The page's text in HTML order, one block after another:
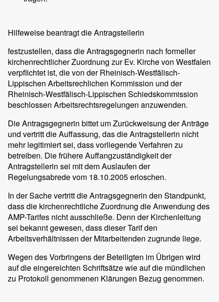
Hilfeweise beantragt die Antragstellerin
festzustellen, dass die Antragsgegnerin nach formeller
kirchenrechtlicher Zuordnung zur Ev. Kirche von Westfalen
verpflichtet ist, die von der Rheinisch-Westfälisch-
Lippischen Arbeitsrechlichen Kommission und der
Rheinisch-Westfälisch-Lippischen Schiedskommission
beschlossen Arbeitsrechtsregelungen anzuwenden.
Die Antragsgegnerin bittet um Zurückweisung der Anträge
und vertritt die Auffassung, das die Antragstellerin nicht
mehr legitimiert sei, dass vorliegende Verfahren zu
betreiben. Die frühere Auffangzuständigkeit der
Antragstellerin sei mit dem Auslaufen der
Regelungsabrede vom 18.10.2005 erloschen.
In der Sache vertritt die Antragsgegnerin den Standpunkt,
dass die kirchenrechtliche Zuordnung die Anwendung des
AMP-Tarifes nicht ausschließe. Denn der Kirchenleitung
sei bekannt gewesen, dass dieser Tarif den
Arbeitsverhältnissen der Mitarbeitenden zugrunde liege.
Wegen des Vorbringens der Beteiligten im Übrigen wird
auf die eingereichten Schriftsätze wie auf die mündlichen
zu Protokoll genommenen Klärungen Bezug genommen.